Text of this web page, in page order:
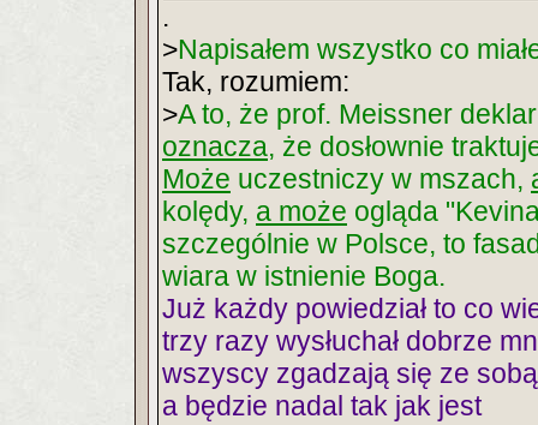
.
>Napisałem wszystko co
Tak, rozumiem:
>A to, że prof. Meissner
oznacza, że dosłownie
Może uczestniczy w mszach,
kolędy, a może ogląda
szczególnie w Polsce, to
wiara w istnienie Boga.
Już każdy powiedział to co
trzy razy wysłuchał dobrze
wszyscy zgadzają się ze sobą
a będzie nadal tak jak jest